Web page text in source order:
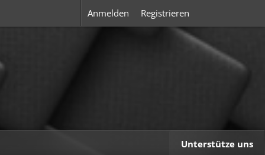
Anmelden Registrieren
Unterstütze uns